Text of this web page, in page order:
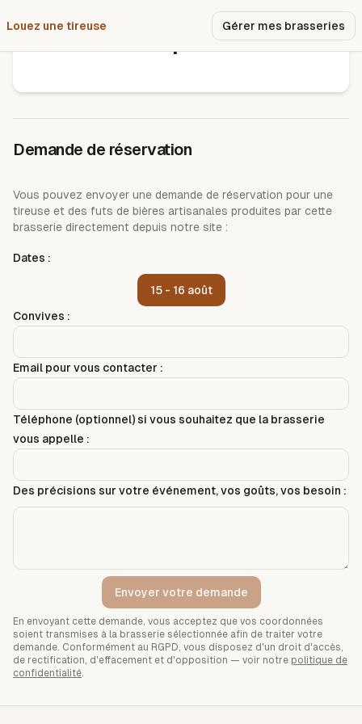
Louez une tireuse Gérer mes brasseries
Brewup urbain
Demande de réservation
Vous pouvez envoyer une demande de réservation pour une
tireuse et des futs de bières artisanales produites par cette
brasserie directement depuis notre site :
Dates :
15 - 16 août
Convives :
Email pour vous contacter :
Téléphone (optionnel) si vous souhaitez que la brasserie
vous appelle :
Des précisions sur votre événement, vos goûts, vos besoin :
Envoyer votre demande
En envoyant cette demande, vous acceptez que vos coordonnées
soient transmises à la brasserie sélectionnée afin de traiter votre
demande. Conformément au RGPD, vous disposez d'un droit d'accès,
de rectification, d'effacement et d'opposition — voir notre politique de
confidentialité.